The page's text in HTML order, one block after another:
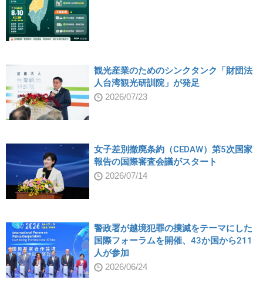
観光産業のためのシンクタンク「財団法
人台湾観光研訓院」が発足
2026/07/23
女子差別撤廃条約（CEDAW）第5次国家
報告の国際審査会議がスタート
2026/07/14
警政署が越境犯罪の撲滅をテーマにした
国際フォーラムを開催、43か国から211
人が参加
2026/06/24